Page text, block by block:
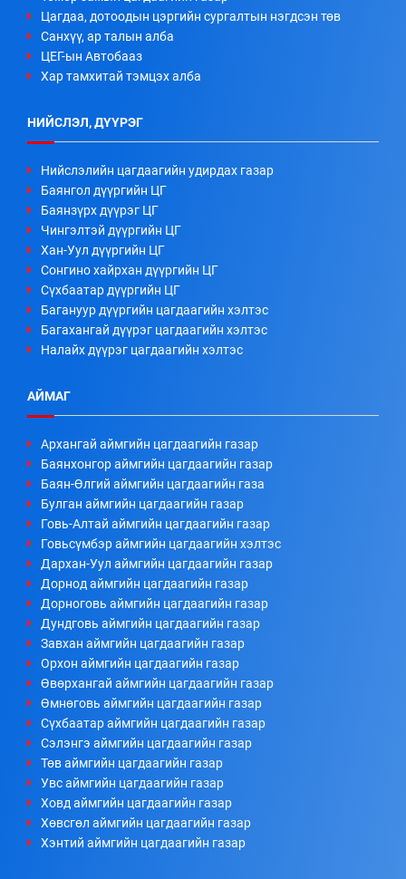
Цагдаа, дотоодын цэргийн сургалтын нэгдсэн төв
Санхүү, ар талын алба
ЦЕГ-ын Автобааз
Хар тамхитай тэмцэх алба
НИЙСЛЭЛ, ДҮҮРЭГ
Нийслэлийн цагдаагийн удирдах газар
Баянгол дүүргийн ЦГ
Баянзүрх дүүрэг ЦГ
Чингэлтэй дүүргийн ЦГ
Хан-Уул дүүргийн ЦГ
Сонгино хайрхан дүүргийн ЦГ
Сүхбаатар дүүргийн ЦГ
Багануур дүүргийн цагдаагийн хэлтэс
Багахангай дүүрэг цагдаагийн хэлтэс
Налайх дүүрэг цагдаагийн хэлтэс
АЙМАГ
Архангай аймгийн цагдаагийн газар
Баянхонгор аймгийн цагдаагийн газар
Баян-Өлгий аймгийн цагдаагийн газа
Булган аймгийн цагдаагийн газар
Говь-Алтай аймгийн цагдаагийн газар
Говьсүмбэр аймгийн цагдаагийн хэлтэс
Дархан-Уул аймгийн цагдаагийн газар
Дорнод аймгийн цагдаагийн газар
Дорноговь аймгийн цагдаагийн газар
Дундговь аймгийн цагдаагийн газар
Завхан аймгийн цагдаагийн газар
Орхон аймгийн цагдаагийн газар
Өвөрхангай аймгийн цагдаагийн газар
Өмнөговь аймгийн цагдаагийн газар
Сүхбаатар аймгийн цагдаагийн газар
Сэлэнгэ аймгийн цагдаагийн газар
Төв аймгийн цагдаагийн газар
Увс аймгийн цагдаагийн газар
Ховд аймгийн цагдаагийн газар
Хөвсгөл аймгийн цагдаагийн газар
Хэнтий аймгийн цагдаагийн газар